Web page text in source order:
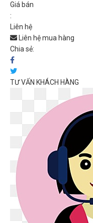
Giá bán
:
Liên hệ
Liên hệ mua hàng
Chia sẻ:
TƯ VẤN KHÁCH HÀNG